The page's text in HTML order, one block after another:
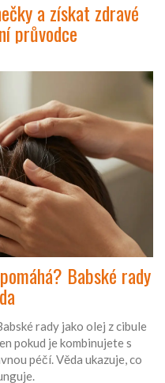
a získat zdravé
průvodce
Babské rady
rady jako olej z cibule
pokud je kombinujete s
péčí. Věda ukazuje, co